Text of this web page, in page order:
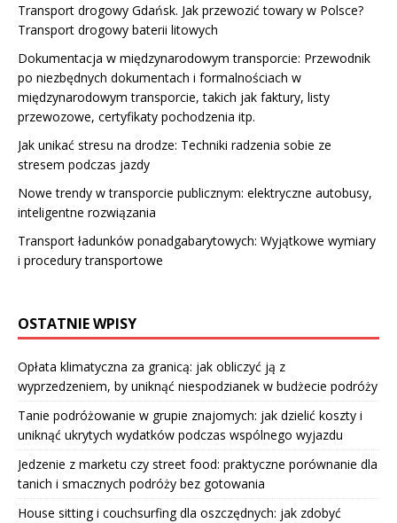
Transport drogowy Gdańsk. Jak przewozić towary w Polsce?
Transport drogowy baterii litowych
Dokumentacja w międzynarodowym transporcie: Przewodnik
po niezbędnych dokumentach i formalnościach w
międzynarodowym transporcie, takich jak faktury, listy
przewozowe, certyfikaty pochodzenia itp.
Jak unikać stresu na drodze: Techniki radzenia sobie ze
stresem podczas jazdy
Nowe trendy w transporcie publicznym: elektryczne autobusy,
inteligentne rozwiązania
Transport ładunków ponadgabarytowych: Wyjątkowe wymiary
i procedury transportowe
OSTATNIE WPISY
Opłata klimatyczna za granicą: jak obliczyć ją z
wyprzedzeniem, by uniknąć niespodzianek w budżecie podróży
Tanie podróżowanie w grupie znajomych: jak dzielić koszty i
uniknąć ukrytych wydatków podczas wspólnego wyjazdu
Jedzenie z marketu czy street food: praktyczne porównanie dla
tanich i smacznych podróży bez gotowania
House sitting i couchsurfing dla oszczędnych: jak zdobyć